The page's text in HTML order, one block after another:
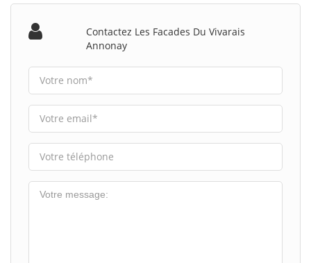
Contactez Les Facades Du Vivarais
Annonay